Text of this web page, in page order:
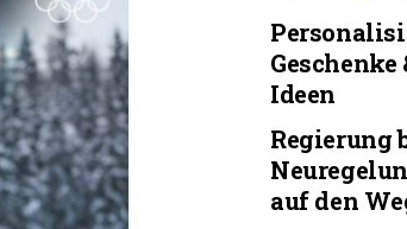
Geschenke
Ideen
Regierung
auf den